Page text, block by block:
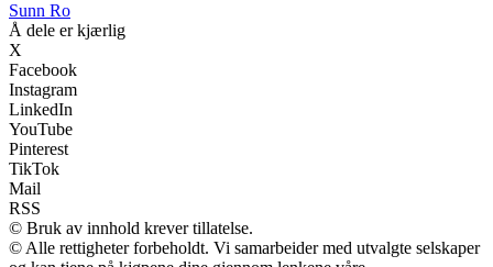
Sunn Ro
Å dele er kjærlig
X
Facebook
Instagram
LinkedIn
YouTube
Pinterest
TikTok
Mail
RSS
© Bruk av innhold krever tillatelse.
© Alle rettigheter forbeholdt. Vi samarbeider med utvalgte selskaper